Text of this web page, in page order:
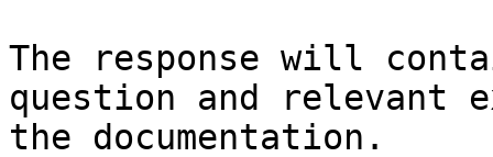
The response will
question and relevant
the documentation.